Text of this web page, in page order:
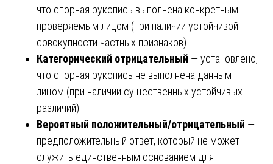
что спорная рукопись выполнена конкретным
проверяемым лицом (при наличии устойчивой
совокупности частных признаков).
Категорический отрицательный — установлено,
что спорная рукопись не выполнена данным
лицом (при наличии существенных устойчивых
различий).
Вероятный положительный/отрицательный —
предположительный ответ, который не может
служить единственным основанием для